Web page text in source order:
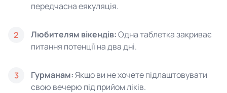
передчасна еякуляція.
2 Любителям вікендів:Одна таблетка закриває
питання потенції на два дні.
3 Гурманам: Якщо ви не хочете підлаштовувати
свою вечерю під прийом ліків.